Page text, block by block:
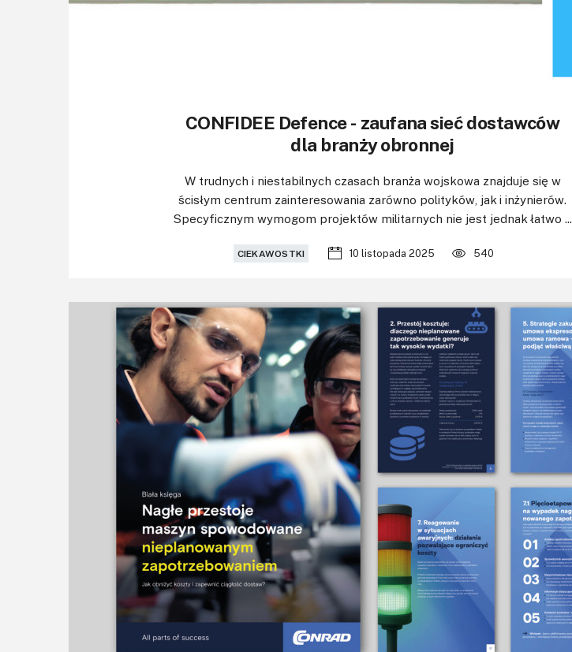
CONFIDEE Defence - zaufana sieć dostawców
dla branży obronnej
W trudnych i niestabilnych czasach branża wojskowa znajduje się w
ścisłym centrum zainteresowania zarówno polityków, jak i inżynierów.
Specyficznym wymogom projektów militarnych nie jest jednak łatwo ...
CIEKAWOSTKI 10 listopada 2025 540